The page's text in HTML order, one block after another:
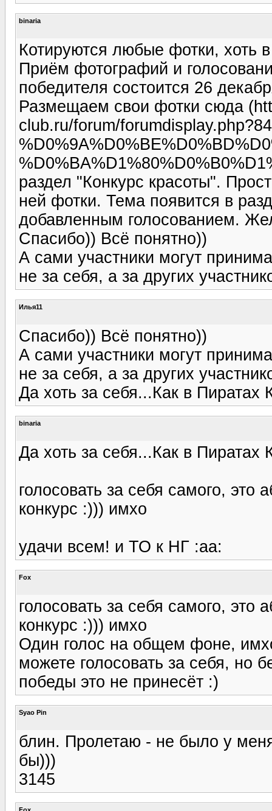
binaria
Котируются любые фотки, хоть
Приём фотографий и
победителя состоится 26
Размещаем свои фотки сюда
club.ru/forum/
раздел "Конкурс красоты".
ней фотки. Тема появится в
добавленным голосованием.
Спасибо)) Всё понятно))
А сами участники могут
не за себя, а за других
Илья11
Спасибо)) Всё понятно))
А сами участники могут
не за себя, а за других
Да хоть за себя...Как в Пиратах
binaria
Да хоть за себя...Как в Пиратах
голосовать за себя самого, это
конкурс :))) имхо
удачи всем! и ТО к НГ :aa:
Fox
голосовать за себя самого, это
конкурс :))) имхо
Один голос на общем фоне,
можете голосовать за себя, но
победы это не принесёт :)
Syao Pin
блин. Пролетаю - не было у
бы)))
3145